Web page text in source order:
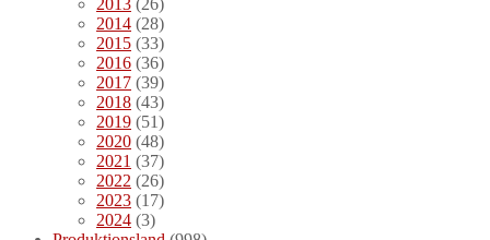
2014 (28)
2015 (33)
2016 (36)
2017 (39)
2018 (43)
2019 (51)
2020 (48)
2021 (37)
2022 (26)
2023 (17)
2024 (3)